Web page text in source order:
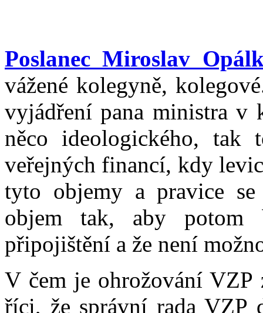
Poslanec Miroslav
vážené kolegyně,
vyjádření pana ministra v
něco ideologického,
veřejných financí, kdy
tyto objemy a pravice se
objem tak, aby
připojištění a že není
V čem je ohrožování VZP
říci, že správní rada VZP